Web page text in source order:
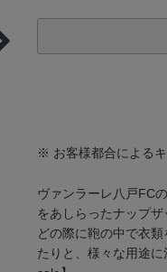
※ お客様都合による
ヴァンラーレ八戸FC
をあしらったナップ
どの際に鞄の中で衣
たりと、様々な用途